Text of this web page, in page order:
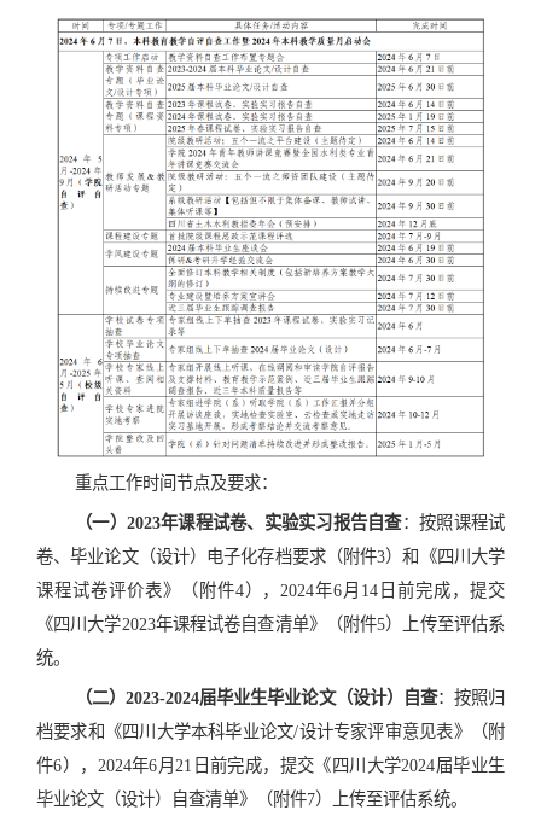
重点工作时间节点及要求：
（一） 2023年课程试卷、实验实习报告自查：按照课程试
卷、毕业论文（设计）电子化存档要求（附件3）和《四川大学
课程试卷评价表》（附件4）， 2024年6月 14 日前完成，提交
《四川大学2023年课程试卷自查清单》（附件5）上传至评估系
统。
（二）2023-2024届毕业生毕业论文（设计）自查：按照归
档要求和《四川大学本科毕业论文/设计专家评审意见表》（附
件6）， 2024年6月 21 日前完成，提交《四川大学2024届毕业生
毕业论文（设计）自查清单》（附件7）上传至评估系统。